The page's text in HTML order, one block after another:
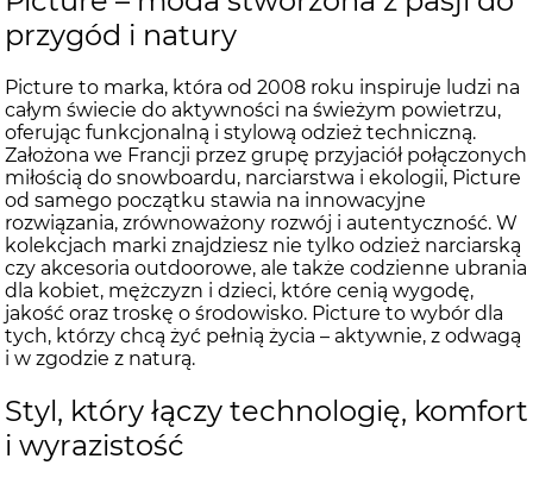
przygód i natury
Picture to marka, która od 2008 roku inspiruje ludzi na
całym świecie do aktywności na świeżym powietrzu,
oferując funkcjonalną i stylową odzież techniczną.
Założona we Francji przez grupę przyjaciół połączonych
miłością do snowboardu, narciarstwa i ekologii, Picture
od samego początku stawia na innowacyjne
rozwiązania, zrównoważony rozwój i autentyczność. W
kolekcjach marki znajdziesz nie tylko odzież narciarską
czy akcesoria outdoorowe, ale także codzienne ubrania
dla kobiet, mężczyzn i dzieci, które cenią wygodę,
jakość oraz troskę o środowisko. Picture to wybór dla
tych, którzy chcą żyć pełnią życia – aktywnie, z odwagą
i w zgodzie z naturą.
Styl, który łączy technologię, komfort
i wyrazistość